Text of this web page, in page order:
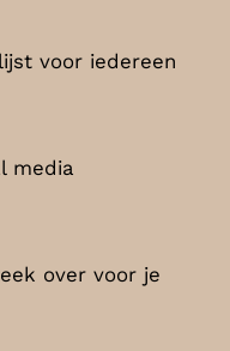
voor iedereen
media
over voor je